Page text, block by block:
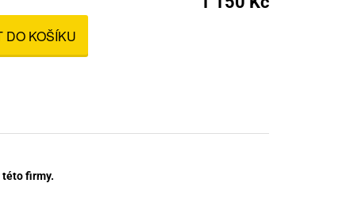
prostředky
a vaky
DO KOŠÍKU
této firmy.